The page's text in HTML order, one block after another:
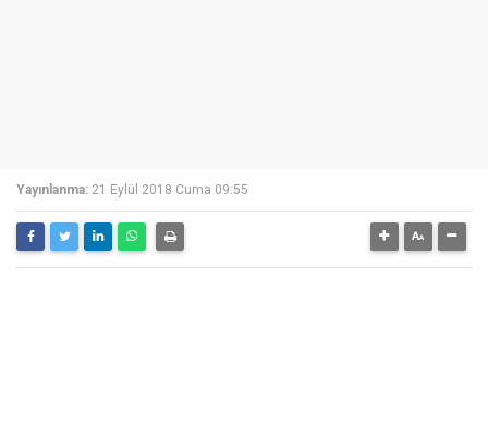
Yayınlanma: 21 Eylül 2018 Cuma 09:55